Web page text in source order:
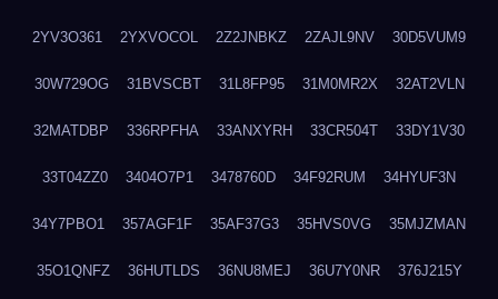
2YV3O361 2YXVOCOL 2Z2JNBKZ 2ZAJL9NV 30D5VUM9
30W729OG 31BVSCBT 31L8FP95 31M0MR2X 32AT2VLN
32MATDBP 336RPFHA 33ANXYRH 33CR504T 33DY1V30
33T04ZZ0 3404O7P1 3478760D 34F92RUM 34HYUF3N
34Y7PBO1 357AGF1F 35AF37G3 35HVS0VG 35MJZMAN
35O1QNFZ 36HUTLDS 36NU8MEJ 36U7Y0NR 376J215Y